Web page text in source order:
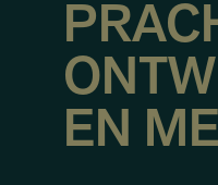
EN